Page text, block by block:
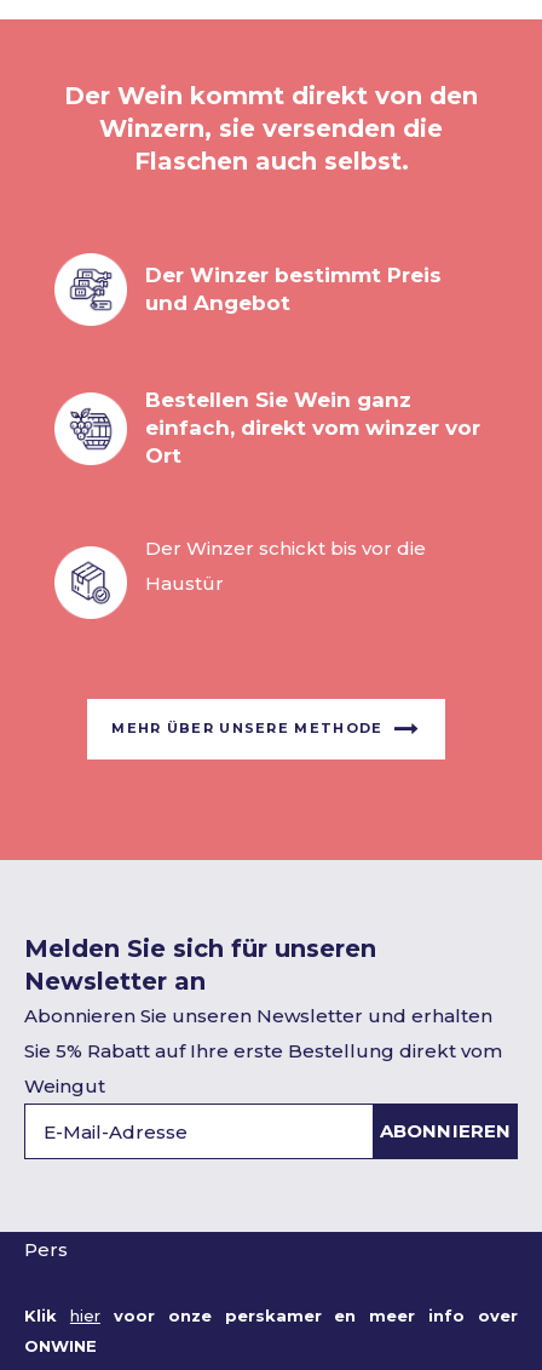
Der Wein kommt direkt von den
Winzern, sie versenden die
Flaschen auch selbst.
Der Winzer bestimmt Preis
und Angebot
Bestellen Sie Wein ganz
einfach, direkt vom winzer vor
Ort
Der Winzer schickt bis vor die
Haustür
MEHR ÜBER UNSERE METHODE
Melden Sie sich für unseren
Newsletter an
Abonnieren Sie unseren Newsletter und erhalten
Sie 5% Rabatt auf Ihre erste Bestellung direkt vom
Weingut
ABONNIEREN
Pers
Klik hiervoor onze perskamer en meer info over
ONWINE